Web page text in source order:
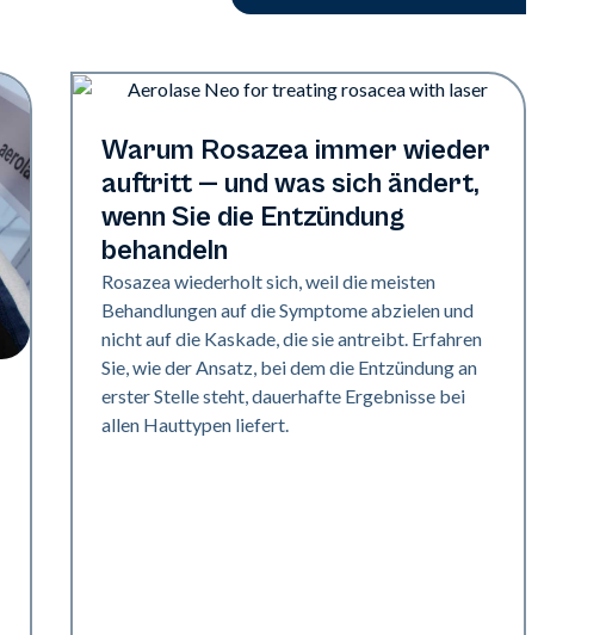
Gesundheit der Haut
Warum Rosazea immer wieder
auftritt — und was sich ändert,
wenn Sie die Entzündung
behandeln
Rosazea wiederholt sich, weil die meisten
Behandlungen auf die Symptome abzielen und
nicht auf die Kaskade, die sie antreibt. Erfahren
Sie, wie der Ansatz, bei dem die Entzündung an
erster Stelle steht, dauerhafte Ergebnisse bei
allen Hauttypen liefert.